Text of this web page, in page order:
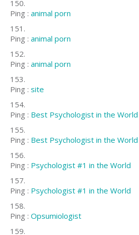
Ping : animal porn
Ping : animal porn
Ping : animal porn
Ping : site
Ping : Best Psychologist in the World
Ping : Best Psychologist in the World
Ping : Psychologist #1 in the World
Ping : Psychologist #1 in the World
Ping : Opsumiologist